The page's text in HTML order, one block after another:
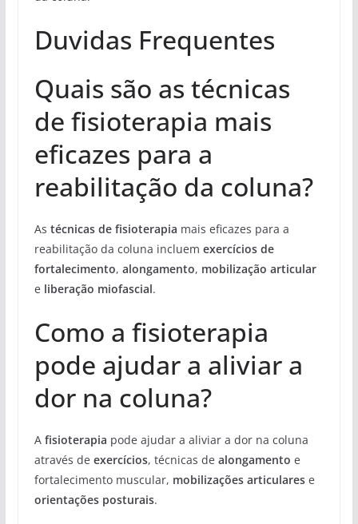
Duvidas Frequentes
Quais são as técnicas
de fisioterapia mais
eficazes para a
reabilitação da coluna?
As técnicas de fisioterapia mais eficazes para a
reabilitação da coluna incluem exercícios de
fortalecimento, alongamento, mobilização articular
e liberação miofascial.
Como a fisioterapia
pode ajudar a aliviar a
dor na coluna?
A fisioterapia pode ajudar a aliviar a dor na coluna
através de exercícios, técnicas de alongamento e
fortalecimento muscular, mobilizações articularese
orientações posturais.